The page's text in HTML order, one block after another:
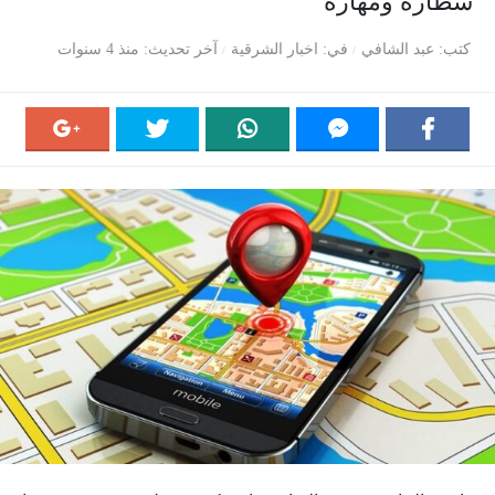
كتب عبد الشافي في اخبار الشرقية آخر تحديث منذ 4 سنوات